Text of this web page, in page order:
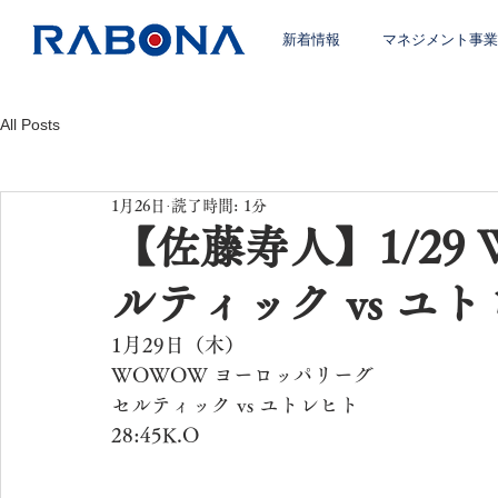
新着情報 マネジメント事業
All Posts
【佐藤寿人】1/
ルティック vs ユト
1月26日 読了時間: 1分
1月29日（木）
WOWOW ヨーロッパリーグ
セルティック vs ユトレヒト
28:45K.O